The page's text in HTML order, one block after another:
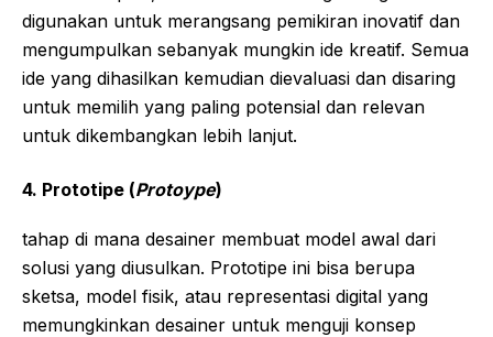
digunakan untuk merangsang pemikiran inovatif dan
mengumpulkan sebanyak mungkin ide kreatif. Semua
ide yang dihasilkan kemudian dievaluasi dan disaring
untuk memilih yang paling potensial dan relevan
untuk dikembangkan lebih lanjut.
4. Prototipe (Protoype)
tahap di mana desainer membuat model awal dari
solusi yang diusulkan. Prototipe ini bisa berupa
sketsa, model fisik, atau representasi digital yang
memungkinkan desainer untuk menguji konsep